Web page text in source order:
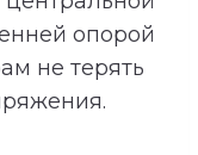
опорой
не терять